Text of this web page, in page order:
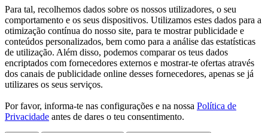
Para tal, recolhemos dados sobre os nossos utilizadores, o seu
comportamento e os seus dispositivos. Utilizamos estes dados para a
otimização contínua do nosso site, para te mostrar publicidade e
conteúdos personalizados, bem como para a análise das estatísticas
de utilização. Além disso, podemos comparar os teus dados
encriptados com fornecedores externos e mostrar-te ofertas através
dos canais de publicidade online desses fornecedores, apenas se já
utilizares os seus serviços.
Por favor, informa-te nas configurações e na nossa Política de
Privacidade antes de dares o teu consentimento.